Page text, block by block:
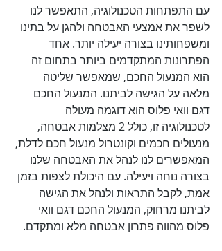
עם התפתחות הטכנולוגיה, התאפשר לנו
לשפר את אמצעי האבטחה ולהגן על בתינו
ומשפחותינו בצורה יעילה יותר. אחד
הפתרונות המתקדמים ביותר בתחום זה
הוא המנעול החכם, שמאפשר שליטה
מלאה על הגישה לביתנו. המנעול החכם
דגם וואי פלוס הוא דוגמה מעולה
לטכנולוגיה זו, כולל 2 מצלמות אבטחה,
מנעולים חכמים וקונטרול מנעול חכם לדלת,
המאפשרים לנו לנהל את האבטחה שלנו
בצורה נוחה ויעילה. עם היכולת לצפות בזמן
אמת, לקבל התראות ולנהל את הגישה
לביתנו מרחוק, המנעול החכם דגם וואי
פלוס מהווה פתרון אבטחה מלא ומתקדם.